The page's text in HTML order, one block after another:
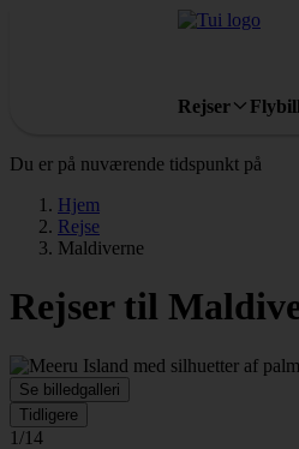
Rejser
Du er på nuværende tidspunkt på
Hjem
Rejse
Maldiverne
Rejser til
Se billedgalleri
Tidligere
1/14